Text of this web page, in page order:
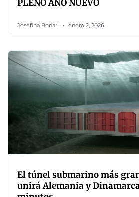
PLENO AÑO NUEVO
Josefina Bonari enero 2, 2026
El túnel submarino más
unirá Alemania y